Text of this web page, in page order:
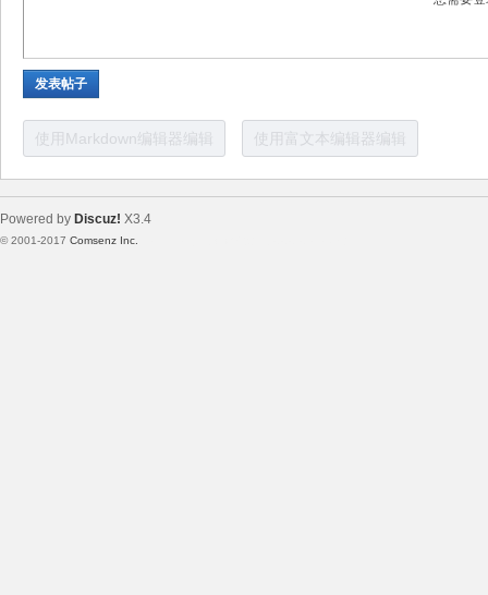
发表帖子
使用Markdown编辑器编辑 使用富文本编辑器编辑
Powered by Discuz! X3.4
© 2001-2017 Comsenz Inc.